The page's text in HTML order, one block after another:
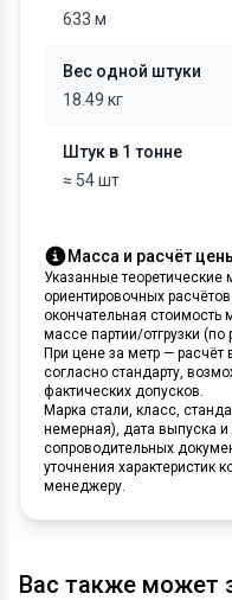
633 м
Вес одной штуки
18.49 кг
Штук в 1 тонне
≈ 54 шт
Масса и расчёт
Указанные
ориентировочных
окончательная стоимость
массе партии/отгрузки (по
При цене за метр — расчёт
согласно стандарту,
фактических допусков.
Марка стали, класс,
немерная), дата выпуска
сопроводительных
уточнения характеристик
менеджеру.
Вас также может